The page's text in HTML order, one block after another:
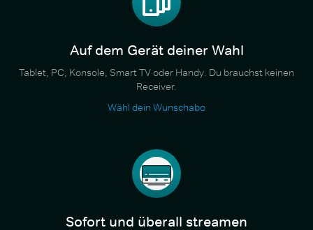
Auf dem Gerät deiner Wahl
Tablet, PC, Konsole, Smart TV oder Handy. Du brauchst keinen
Receiver.
Wähl dein Wunschabo
Sofort und überall streamen